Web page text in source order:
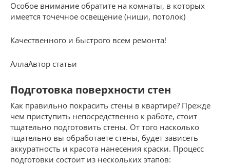
Особое внимание обратите на комнаты, в которых
имеется точечное освещение (ниши, потолок)
Качественного и быстрого всем ремонта!
АллаАвтор статьи
Подготовка поверхности стен
Как правильно покрасить стены в квартире? Прежде
чем приступить непосредственно к работе, стоит
тщательно подготовить стены. От того насколько
тщательно вы обработаете стены, будет зависеть
аккуратность и красота нанесения краски. Процесс
подготовки состоит из нескольких этапов: